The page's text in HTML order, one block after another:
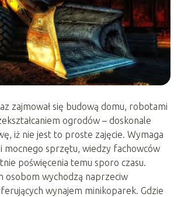
zajmował się budową domu, robotami
ogrodów – doskonale
iż nie jest to proste zajęcie. Wymaga
mocnego sprzętu, wiedzy fachowców
poświęcenia temu sporo czasu.
osobom wychodzą naprzeciw
wynajem minikoparek. Gdzie